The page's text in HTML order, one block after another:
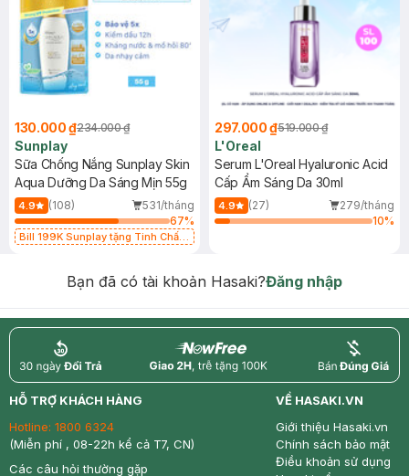
130.000 ₫234.000 ₫
Sunplay
Sữa Chống Nắng Sunplay Skin
Aqua Dưỡng Da Sáng Mịn 55g
4.9 (108)
531/tháng
67%
Bill 199K Sunplay tặng Tinh Chất
297.000 ₫519.000 ₫
L'Oreal
Serum L'Oreal Hyaluronic Acid
Cấp Ẩm Sáng Da 30ml
4.9 (27)
279/tháng
10%
Bạn đã có tài khoản Hasaki?Đăng nhập
return nowfree price
HỖ TRỢ KHÁCH HÀNG
Hotline: 1800 6324
(Miễn phí , 08-22h kể cả T7, CN)
Các câu hỏi thường gặp
VỀ HASAKI.VN
Giới thiệu Hasaki.vn
Chính sách bảo mật
Điều khoản sử dụng